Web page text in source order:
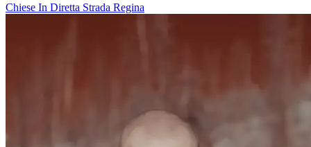
Chiese In Diretta Strada Regina